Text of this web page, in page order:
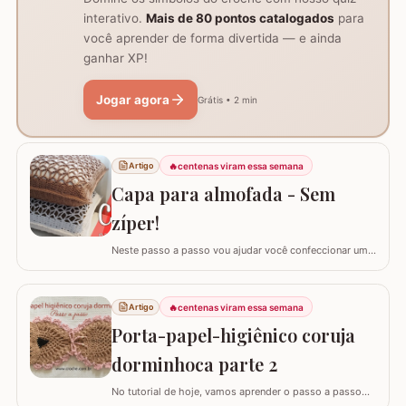
interativo. Mais de 80 pontos catalogados para
você aprender de forma divertida — e ainda
ganhar XP!
Jogar agora Grátis • 2 min
Artigo 🔥centenas viram essa semana
Capa para almofada - Sem
zíper!
Neste passo a passo vou ajudar você confeccionar uma
fechar. Ela é toda feita apenas em crochê mas, não
vamos abrir mão da praticidade de tirar a capa quando
precisar lavar. Utilizei o fio Barroco Maxcolor nº6 da
Círculo Produtos. Fio 100%…
Artigo 🔥centenas viram essa semana
Porta-papel-higiênico coruja
dorminhoca parte 2
No tutorial de hoje, vamos aprender o passo a passo